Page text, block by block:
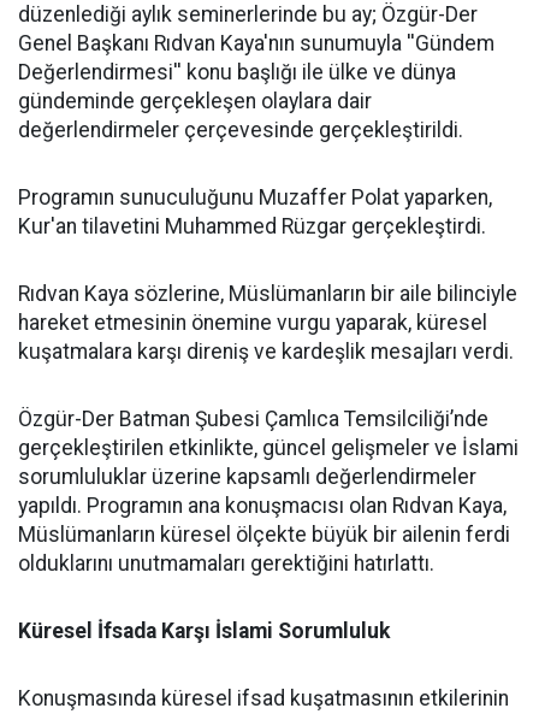
düzenlediği aylık seminerlerinde bu ay; Özgür-Der
Genel Başkanı Rıdvan Kaya'nın sunumuyla ''Gündem
Değerlendirmesi'' konu başlığı ile ülke ve dünya
gündeminde gerçekleşen olaylara dair
değerlendirmeler çerçevesinde gerçekleştirildi.
Programın sunuculuğunu Muzaffer Polat yaparken,
Kur'an tilavetini Muhammed Rüzgar gerçekleştirdi.
Rıdvan Kaya sözlerine, Müslümanların bir aile bilinciyle
hareket etmesinin önemine vurgu yaparak, küresel
kuşatmalara karşı direniş ve kardeşlik mesajları verdi.
Özgür-Der Batman Şubesi Çamlıca Temsilciliği’nde
gerçekleştirilen etkinlikte, güncel gelişmeler ve İslami
sorumluluklar üzerine kapsamlı değerlendirmeler
yapıldı. Programın ana konuşmacısı olan Rıdvan Kaya,
Müslümanların küresel ölçekte büyük bir ailenin ferdi
olduklarını unutmamaları gerektiğini hatırlattı.
Küresel İfsada Karşı İslami Sorumluluk
Konuşmasında küresel ifsad kuşatmasının etkilerinin